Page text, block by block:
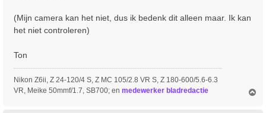
(Mijn camera kan het niet, dus ik bedenk dit alleen maar. Ik kan
het niet controleren)
Ton
Nikon Z6ii, Z 24-120/4 S, Z MC 105/2.8 VR S, Z 180-600/5.6-6.3
VR, Meike 50mmf/1.7, SB700; en medewerker bladredactie